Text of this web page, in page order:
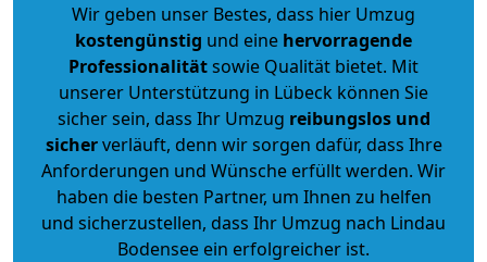
Wir geben unser Bestes, dass hier Umzug
kostengünstig und eine hervorragende
Professionalitätsowie Qualität bietet. Mit
unserer Unterstützung in Lübeck können Sie
sicher sein, dass Ihr Umzug reibungslos und
sicherverläuft, denn wir sorgen dafür, dass Ihre
Anforderungen und Wünsche erfüllt werden. Wir
haben die besten Partner, um Ihnen zu helfen
und sicherzustellen, dass Ihr Umzug nach Lindau
Bodensee ein erfolgreicher ist.